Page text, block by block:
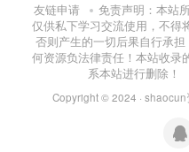
友链申请
免责声明：本站
仅供私下学习交流使用，不得
否则产生的一切后果自行承
何资源负法律责任！本站收录
系本站进行删除！
Copyright © 2024 · shaocun